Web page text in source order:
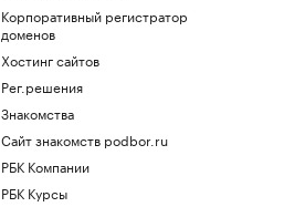
Корпоративный регистратор
доменов
Хостинг сайтов
Рег.решения
Знакомства
Сайт знакомств podbor.ru
РБК Компании
РБК Курсы